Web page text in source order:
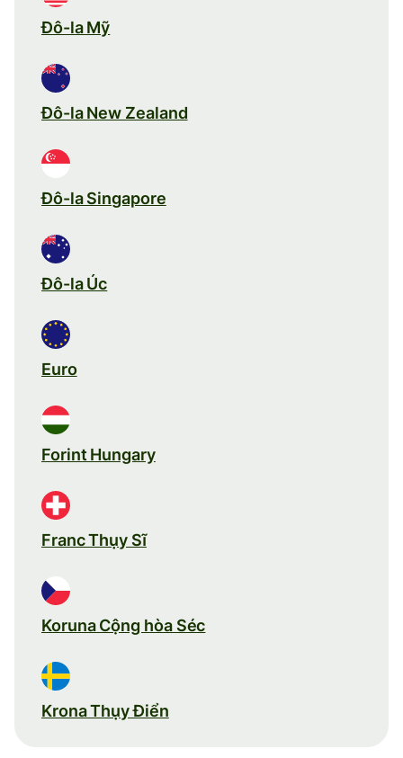
Đô-la Mỹ
Đô-la New Zealand
Đô-la Singapore
Đô-la Úc
Euro
Forint Hungary
Franc Thụy Sĩ
Koruna Cộng hòa Séc
Krona Thụy Điển